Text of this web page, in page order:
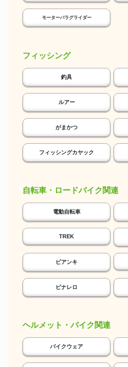
モーターパラグライダー
フィッシング
釣具
ルアー
がまかつ
フィッシングカヤック
自転車・ロードバイク関連
電動自転車
TREK
ビアンキ
ピナレロ
ヘルメット・バイク関連
バイクウェア